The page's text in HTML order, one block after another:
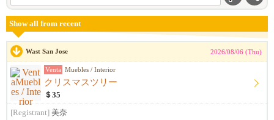
Show all from recent
Wast San Jose 2026/08/06 (Thu)
Venta Muebles / Interior
クリスマスツリー
＄35
[Registrant] 美奈